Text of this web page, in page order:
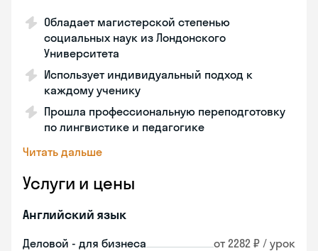
Обладает магистерской степенью
социальных наук из Лондонского
Университета
Использует индивидуальный подход к
каждому ученику
Прошла профессиональную переподготовку
по лингвистике и педагогике
Читать дальше
Услуги и цены
Английский язык
Деловой - для бизнеса от 2282 ₽ / урок